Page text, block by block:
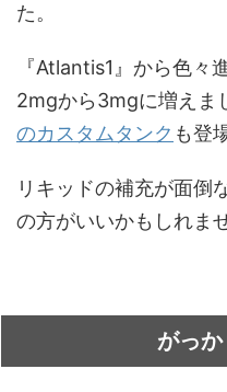
た。
『Atlantis1』から色々
2mgから3mgに増えま
のカスタムタンク も登
リキッドの補充が面倒
の方がいいかもしれま
がっ